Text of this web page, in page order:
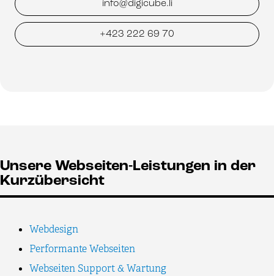
info@digicube.li
+423 222 69 70
Unsere Webseiten-Leistungen in der
Kurzübersicht
Webdesign
Performante Webseiten
Webseiten Support & Wartung